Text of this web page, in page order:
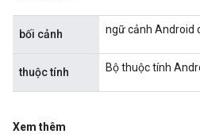
bối cảnh ngữ cảnh Android
thuộc tính Bộ thuộc tính
Xem thêm